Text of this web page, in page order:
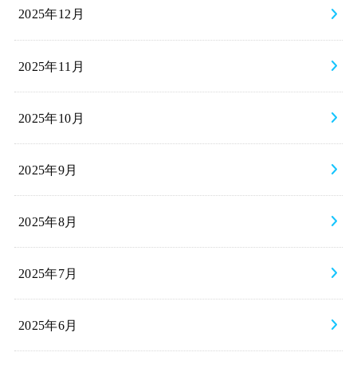
2025年12月
2025年11月
2025年10月
2025年9月
2025年8月
2025年7月
2025年6月